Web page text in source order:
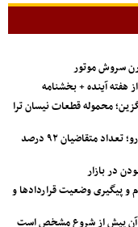
سروش موتور
هفته آینده + بخشنامه
محموله قطعات نیسان ترا
ریزش کم‌ سابقه تقاضا برای خرید خودرو از ایران‌خودرو؛ تعداد متقاضیان ۹۲ درصد
و پیگیری وضعیت قراردادها و
آن پیش از شروع مشخص است